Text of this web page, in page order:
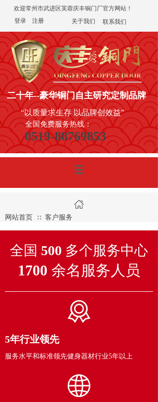
关于我们
登录 注册 联系我们
欢迎常州市武进区芙蓉庆丰铜门厂官方网站！
“以质量求生存 以品牌创效益”
0519-88769853
全国免费服务热线：
二十年--豪华铜门自主研究定制品牌
网站首页 ∷ 客户服务
全国 500 多个服务中心
1700 余名服务人员
5年行业领先
服务水平和标准领先健身器材行业5年以上